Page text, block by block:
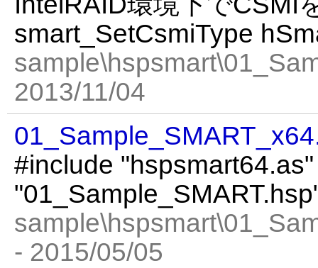
smart_SetCsmiType
2013/11/04
#include
- 2015/05/05